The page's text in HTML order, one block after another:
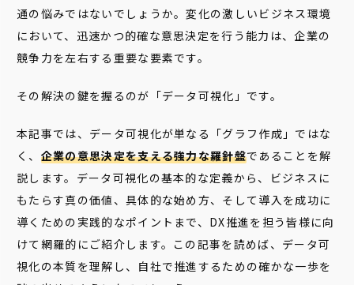
通の悩みではないでしょうか。変化の激しいビジネス環境
において、迅速かつ的確な意思決定を行う能力は、企業の
競争力を左右する重要な要素です。
その解決の鍵を握るのが「データ可視化」です。
本記事では、データ可視化が単なる「グラフ作成」ではな
く、 企業の意思決定を支える強力な羅針盤であることを解
説します。データ可視化の基本的な定義から、ビジネスに
もたらす真の価値、具体的な始め方、そして導入を成功に
導くための実践的なポイントまで、DX推進を担う皆様に向
けて網羅的にご紹介します。この記事を読めば、データ可
視化の本質を理解し、自社で推進するための確かな一歩を